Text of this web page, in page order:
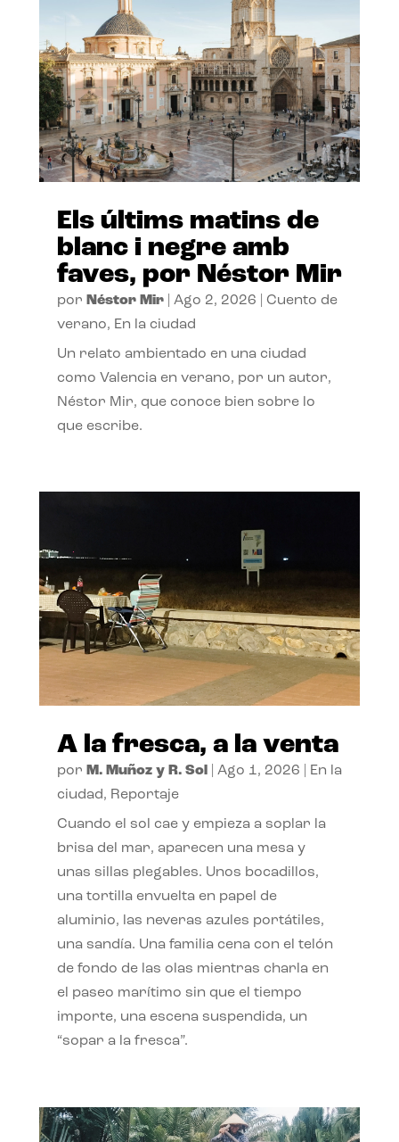
Els últims matins de
blanc i negre amb
faves, por Néstor Mir
por Néstor Mir| Ago 2, 2026
Cuento de
verano, En la ciudad
Un relato ambientado en una ciudad
como Valencia en verano, por un autor,
Néstor Mir, que conoce bien sobre lo
que escribe.
A la fresca, a la venta
por M. Muñoz y R. Sol| Ago 1, 2026
En la
ciudad, Reportaje
Cuando el sol cae y empieza a soplar la
brisa del mar, aparecen una mesa y
unas sillas plegables. Unos bocadillos,
una tortilla envuelta en papel de
aluminio, las neveras azules portátiles,
una sandía. Una familia cena con el telón
de fondo de las olas mientras charla en
el paseo marítimo sin que el tiempo
importe, una escena suspendida, un
“sopar a la fresca”.